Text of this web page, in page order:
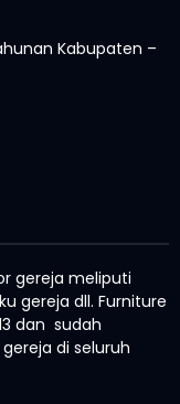
Kabupaten –
gereja meliputi
gereja dll. Furniture
dan sudah
di seluruh